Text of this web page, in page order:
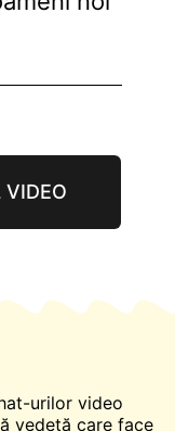
VIDEO
urilor video
vedetă care face